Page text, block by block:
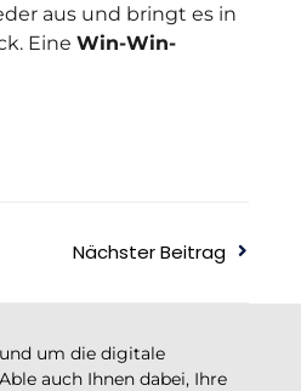
aus und bringt es in
Eine Win-Win-
Nächster Beitrag
um die digitale
auch Ihnen dabei, Ihre